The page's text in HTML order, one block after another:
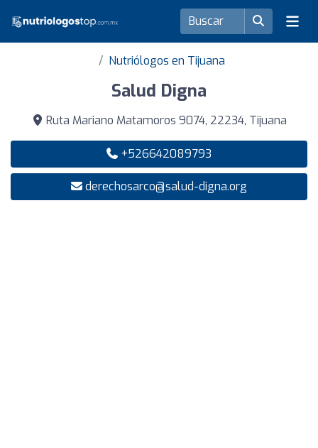
Nutriólogos en Tijuana
Salud Digna
Ruta Mariano Matamoros 9074, 22234, Tijuana
+526642089793
derechosarco@salud-digna.org